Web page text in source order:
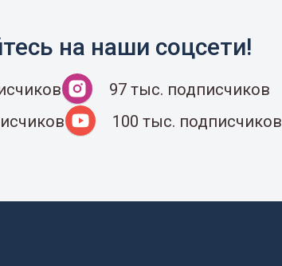
на наши соцсети!
97 тыс. подписчиков
100 тыс. подписчиков